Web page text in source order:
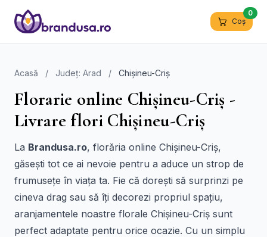
Coș
0
Acasă / Județ: Arad / Chișineu-Criș
Florarie online Chișineu-Criș -
Livrare flori Chișineu-Criș
La Brandusa.ro, florăria online Chișineu-Criș,
găsești tot ce ai nevoie pentru a aduce un strop de
frumusețe în viața ta. Fie că dorești să surprinzi pe
cineva drag sau să îți decorezi propriul spațiu,
aranjamentele noastre florale Chișineu-Criș sunt
perfect adaptate pentru orice ocazie. Cu un simplu